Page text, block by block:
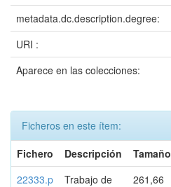
metadata.dc.description.degree:
URI :
Aparece en las colecciones:
Ficheros en este ítem:
Fichero
Descripción Tamaño
22333.p
Trabajo de
261,66